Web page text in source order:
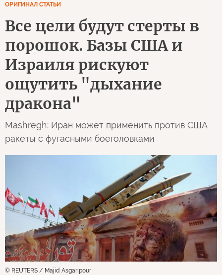
ОРИГИНАЛ СТАТЬИ
Все цели будут стерты в
порошок. Базы США и
Израиля рискуют
ощутить "дыхание
дракона"
Mashregh: Иран может применить против США
ракеты с фугасными боеголовками
© REUTERS / Majid Asgaripour